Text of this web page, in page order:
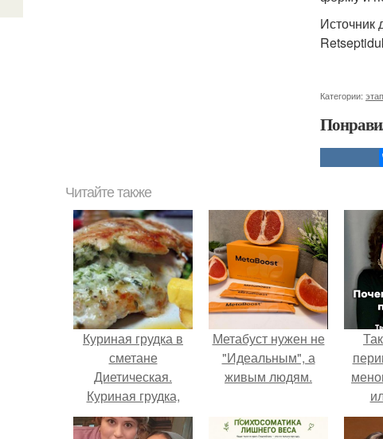
Источник
Категории:
Читайте также
Куриная грудка в
сметане
Диетическая.
Куриная грудка,
запеченная в
сметане.
Метабуст нужен не
"Идеальным", а
живым людям.